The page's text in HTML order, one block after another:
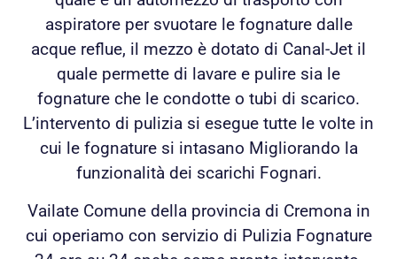
aspiratore per svuotare le fognature dalle
acque reflue, il mezzo è dotato di Canal-Jet il
quale permette di lavare e pulire sia le
fognature che le condotte o tubi di scarico.
L’intervento di pulizia si esegue tutte le volte in
cui le fognature si intasano Migliorando la
funzionalità dei scarichi Fognari.
Vailate Comune della provincia di Cremona in
cui operiamo con servizio di Pulizia Fognature